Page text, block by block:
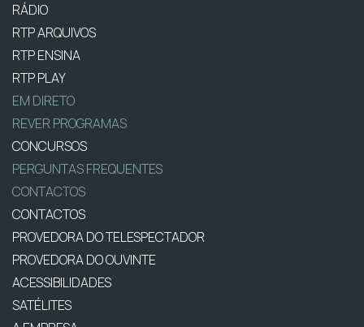
RÁDIO
RTP ARQUIVOS
RTP ENSINA
RTP PLAY
EM DIRETO
REVER PROGRAMAS
CONCURSOS
PERGUNTAS FREQUENTES
CONTACTOS
CONTACTOS
PROVEDORA DO TELESPECTADOR
PROVEDORA DO OUVINTE
ACESSIBILIDADES
SATÉLITES